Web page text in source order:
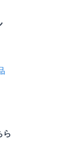
ら